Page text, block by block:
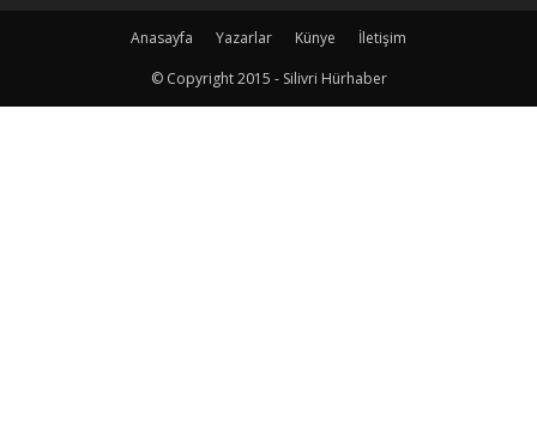
Anasayfa Yazarlar Künye
İletişim
© Copyright 2015 - Silivri Hürhaber